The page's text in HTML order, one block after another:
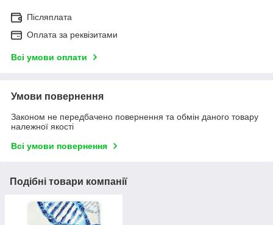
Післяплата
Оплата за реквізитами
Всі умови оплати
Умови повернення
Законом не передбачено повернення та обмін даного товару
належної якості
Всі умови повернення
Подібні товари компанії